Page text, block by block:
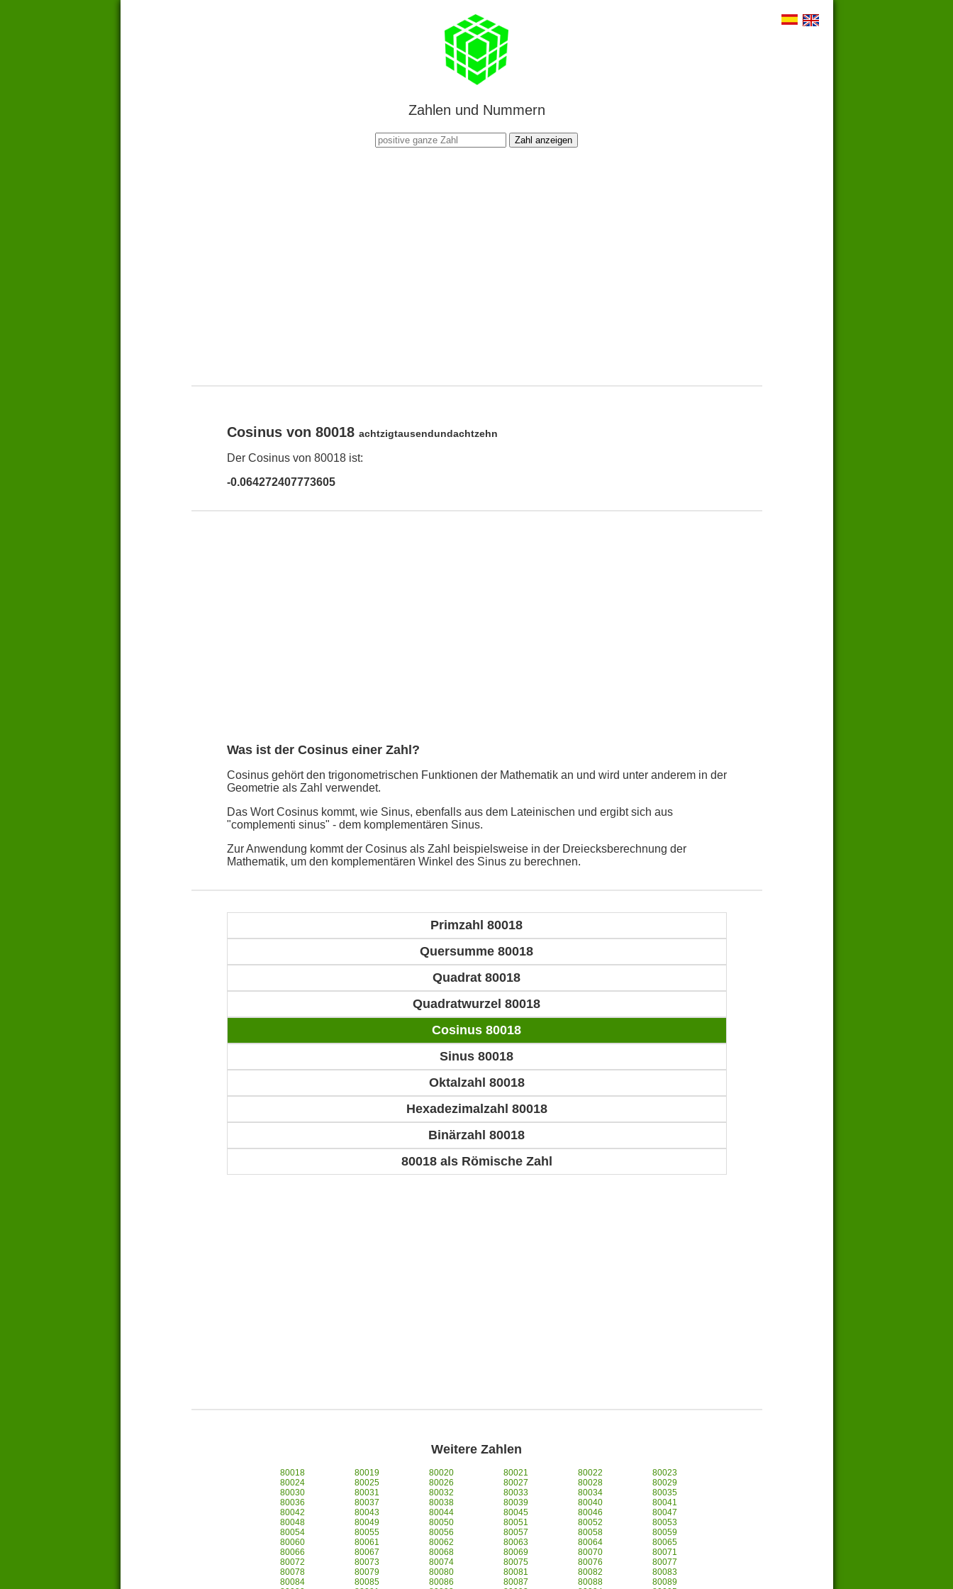
Zahlen und Nummern
Zahl anzeigen
Cosinus von 80018 achtzigtausendundachtzehn
Der Cosinus von 80018 ist:
-0.064272407773605
Was ist der Cosinus einer Zahl?
Cosinus gehört den trigonometrischen Funktionen der Mathematik an und wird unter anderem in der
Geometrie als Zahl verwendet.
Das Wort Cosinus kommt, wie Sinus, ebenfalls aus dem Lateinischen und ergibt sich aus
"complementi sinus" - dem komplementären Sinus.
Zur Anwendung kommt der Cosinus als Zahl beispielsweise in der Dreiecksberechnung der
Mathematik, um den komplementären Winkel des Sinus zu berechnen.
Primzahl 80018
Quersumme 80018
Quadrat 80018
Quadratwurzel 80018
Cosinus 80018
Sinus 80018
Oktalzahl 80018
Hexadezimalzahl 80018
Binärzahl 80018
80018 als Römische Zahl
Weitere Zahlen
80018 80019 80020 80021 80022
80023
80024
80025 80026 80027 80028
80029
80030
80031 80032 80033 80034
80035
80036
80037 80038 80039 80040
80041
80042
80043 80044 80045 80046
80047
80048
80049 80050 80051 80052
80053
80054
80055 80056 80057 80058
80059
80060
80061 80062 80063 80064
80065
80066
80067 80068 80069 80070
80071
80072
80073 80074 80075 80076
80077
80078
80079 80080 80081 80082
80083
80084
80085 80086 80087 80088
80089